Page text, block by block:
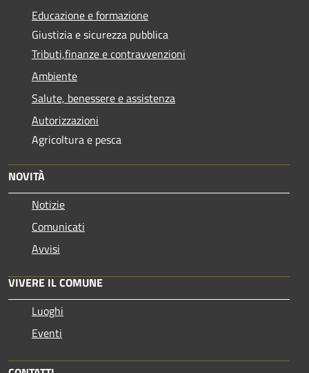
Educazione e formazione
Giustizia e sicurezza pubblica
Tributi,finanze e contravvenzioni
Ambiente
Salute, benessere e assistenza
Autorizzazioni
Agricoltura e pesca
NOVITÀ
Notizie
Comunicati
Avvisi
VIVERE IL COMUNE
Luoghi
Eventi